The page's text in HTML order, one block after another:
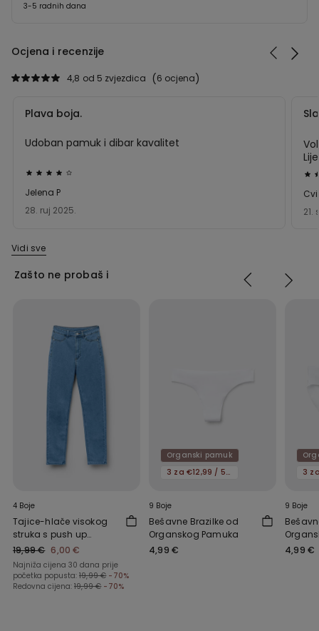
3-5 radnih dana
Ocjena i recenzije
6 ocjena
4,8 od 5 zvjezdica
Dali
ste
ocjenu
5
28. ruj 2025.
Jelena P
Plava boja.
Udoban pamuk i dibar kavalitet
ste
21.
Vidi sve
Zašto ne probaš i
4 Boje
Tajice-hlače visokog
struka s push up
efektom
19,99 € 6,00 €
Najniža cijena 30 dana prije
početka popusta: 19,99 € -70%
Redovna cijena: 19,99 € -70%
Organski pamuk
3 za €12,99 / 5 za €19,99
9 Boje
Bešavne Brazilke od
Organskog Pamuka
4,99 €
9 Boje
4,99 €